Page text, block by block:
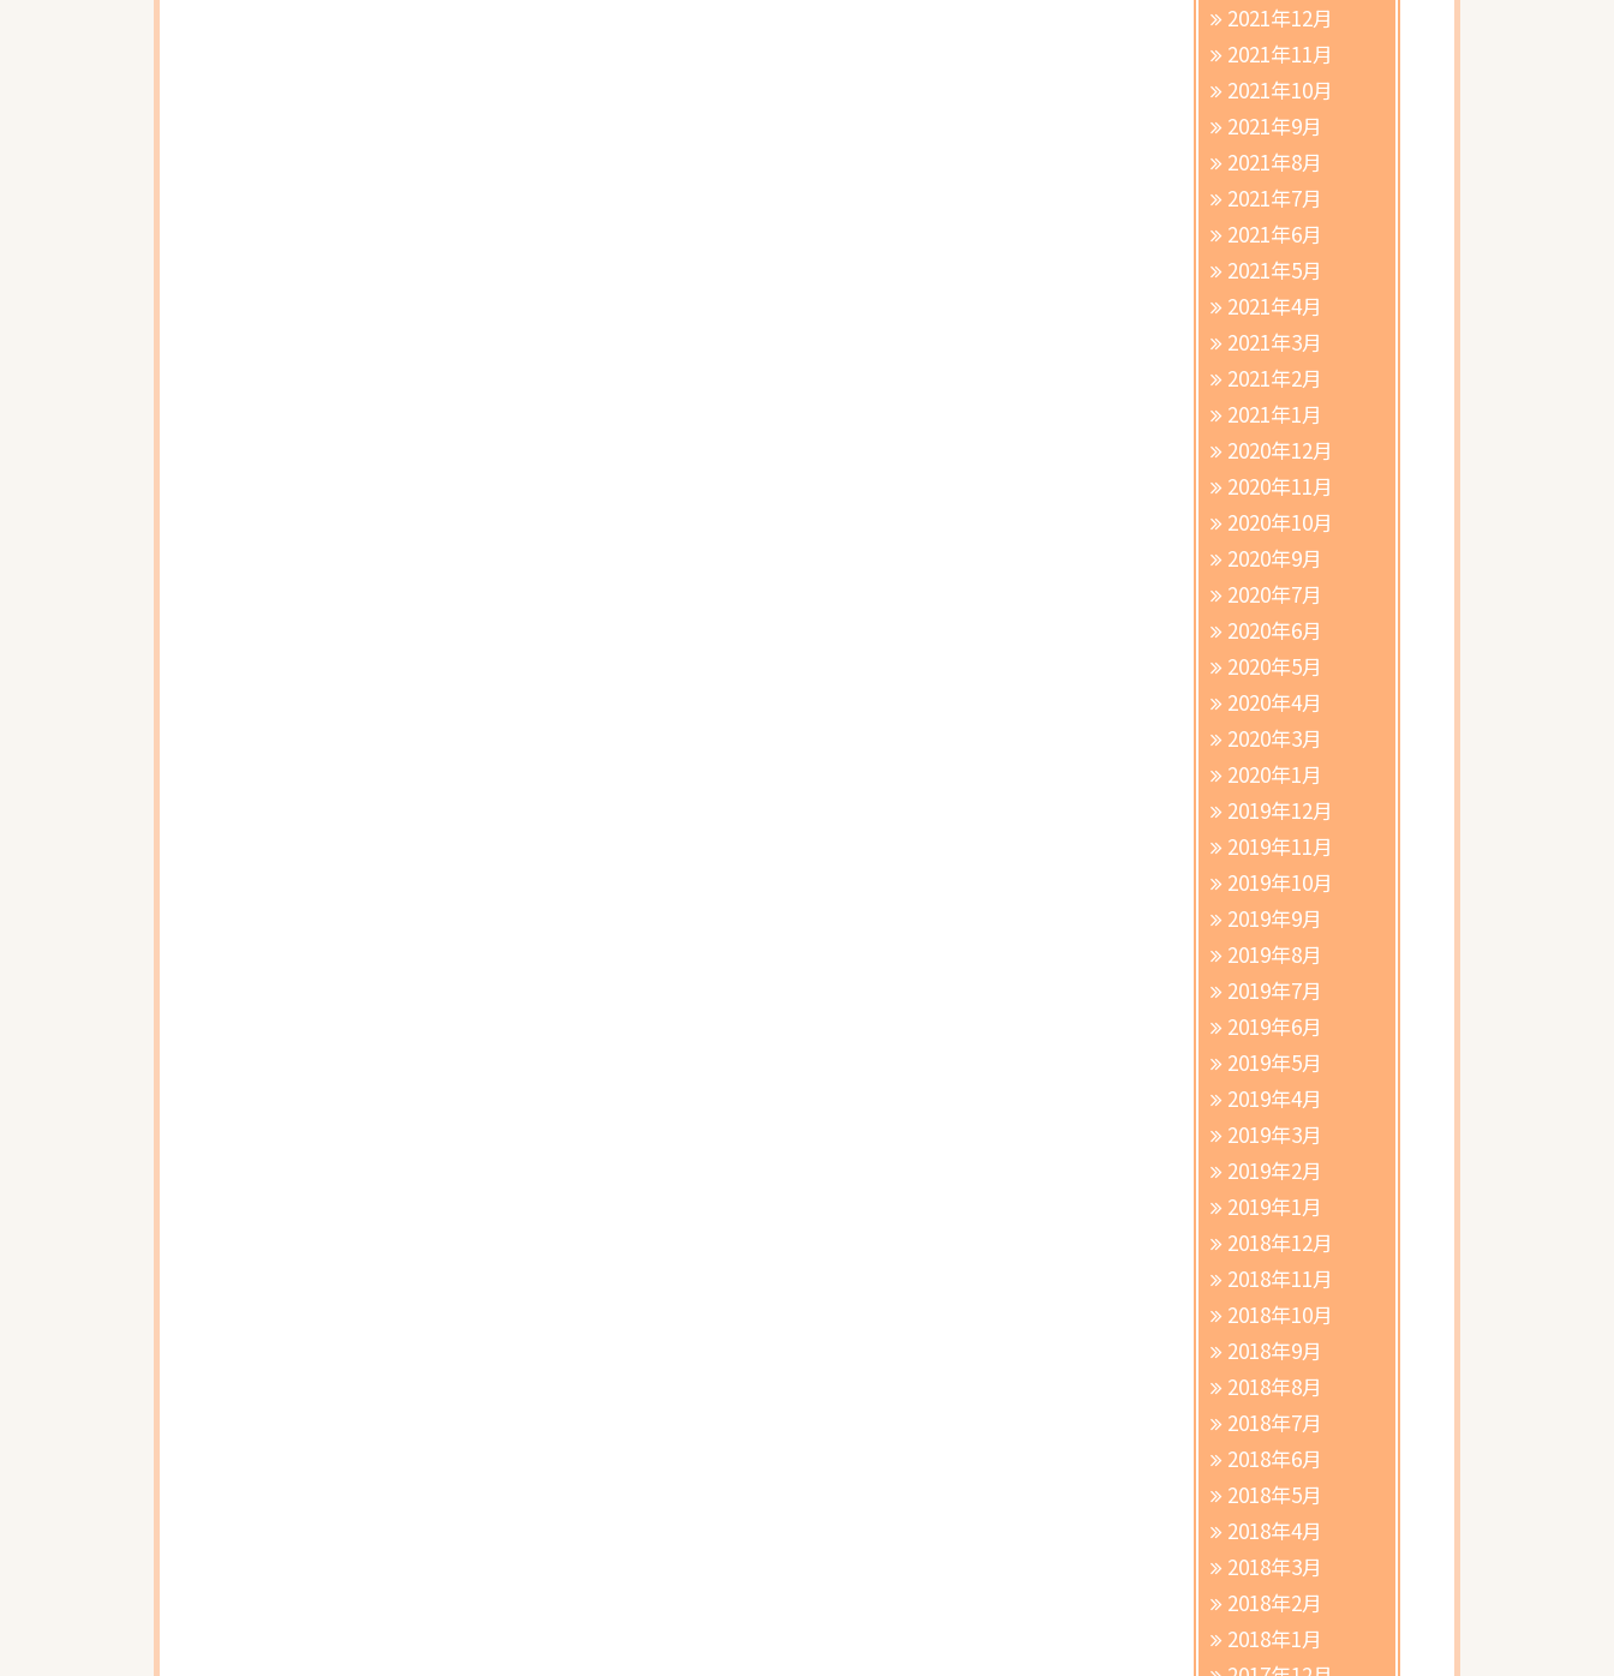
2021年12月
2021年11月
2021年10月
2021年9月
2021年8月
2021年7月
2021年6月
2021年5月
2021年4月
2021年3月
2021年2月
2021年1月
2020年12月
2020年11月
2020年10月
2020年9月
2020年7月
2020年6月
2020年5月
2020年4月
2020年3月
2020年1月
2019年12月
2019年11月
2019年10月
2019年9月
2019年8月
2019年7月
2019年6月
2019年5月
2019年4月
2019年3月
2019年2月
2019年1月
2018年12月
2018年11月
2018年10月
2018年9月
2018年8月
2018年7月
2018年6月
2018年5月
2018年4月
2018年3月
2018年2月
2018年1月